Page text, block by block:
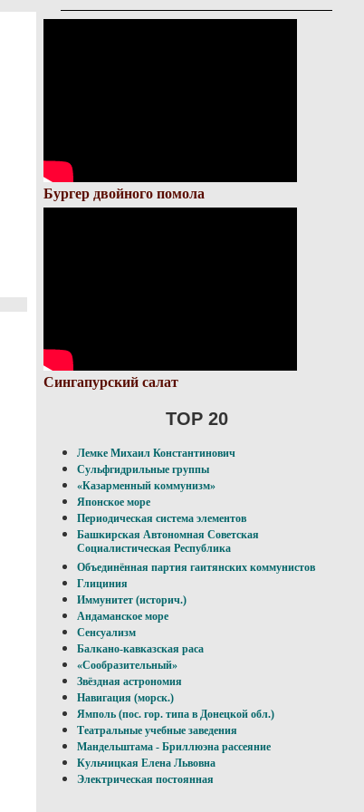
Бургер двойного помола
Сингапурский салат
TOP 20
Лемке Михаил Константинович
Сульфгидрильные группы
«Казарменный коммунизм»
Японское море
Периодическая система элементов
Башкирская Автономная Советская
Социалистическая Республика
Объединённая партия гаитянских коммунистов
Глициния
Иммунитет (историч.)
Андаманское море
Сенсуализм
Балкано-кавказская раса
«Сообразительный»
Звёздная астрономия
Навигация (морск.)
Ямполь (пос. гор. типа в Донецкой обл.)
Театральные учебные заведения
Мандельштама - Бриллюэна рассеяние
Кульчицкая Елена Львовна
Электрическая постоянная